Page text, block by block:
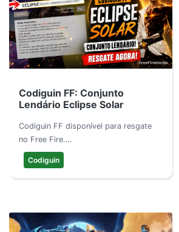
Codiguin FF: Conjunto
Lendário Eclipse Solar
Codiguin FF disponível para resgate
no Free Fire.…
Codiguin